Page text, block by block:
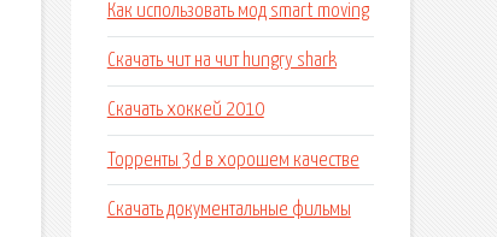
Как использовать мод smart moving
Скачать чит на чит hungry shark
Скачать хоккей 2010
Торренты 3d в хорошем качестве
Скачать документальные фильмы